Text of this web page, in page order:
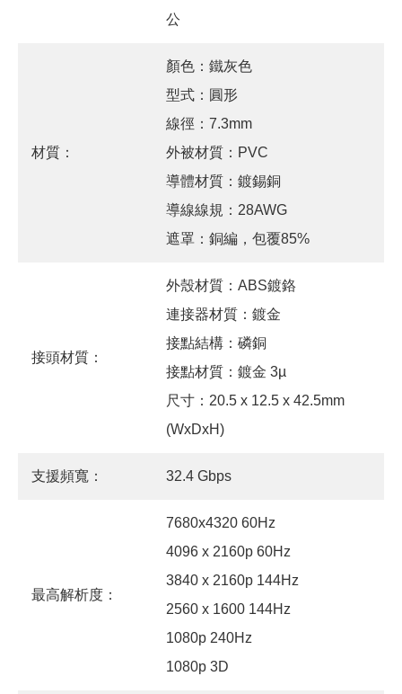
公
材質：
顏色：鐵灰色
型式：圓形
線徑：7.3mm
外被材質：PVC
導體材質：鍍錫銅
導線線規：28AWG
遮罩：銅編，包覆85%
接頭材質：
外殼材質：ABS鍍鉻
連接器材質：鍍金
接點結構：磷銅
接點材質：鍍金 3µ
尺寸：20.5 x 12.5 x 42.5mm
(WxDxH)
支援頻寬： 32.4 Gbps
最高解析度：
7680x4320 60Hz
4096 x 2160p 60Hz
3840 x 2160p 144Hz
2560 x 1600 144Hz
1080p 240Hz
1080p 3D